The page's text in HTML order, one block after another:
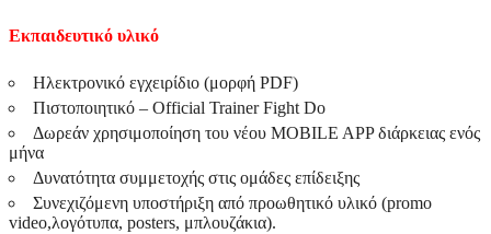
Εκπαιδευτικό υλικό
Ηλεκτρονικό εγχειρίδιο (μορφή PDF)
Πιστοποιητικό – Official Trainer Fight Do
Δωρεάν χρησιμοποίηση του νέου MOBILE APP διάρκειας ενός
μήνα
Δυνατότητα συμμετοχής στις ομάδες επίδειξης
Συνεχιζόμενη υποστήριξη από προωθητικό υλικό (promo
video,λογότυπα, posters, μπλουζάκια).